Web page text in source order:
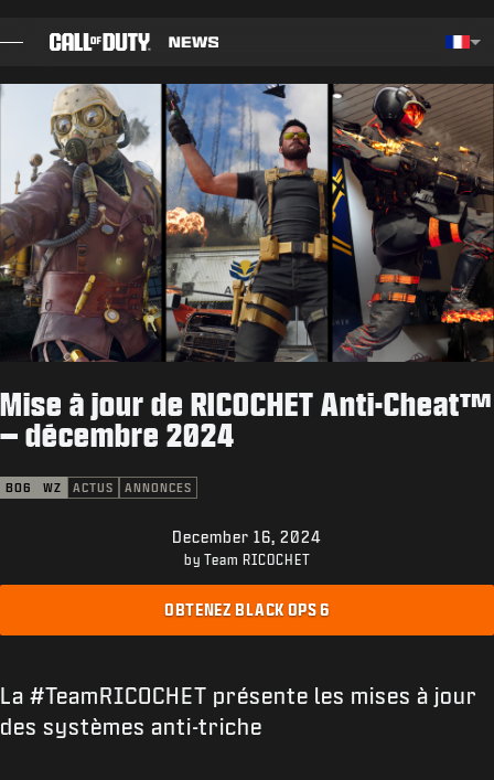
BILLET
GUIDES
NOTES DE CORRECTIF
BOUTIQUE
ASSISTANCE
XBOX GAME PASS
CONNEXION|S'INSCRIRE
Mise à jour de RICOCHET Anti-Cheat™
– décembre 2024
BO6 WZ ACTUS ANNONCES
December 16, 2024
by Team RICOCHET
OBTENEZ BLACK OPS 6
La #TeamRICOCHET présente les mises à jour
des systèmes anti-triche